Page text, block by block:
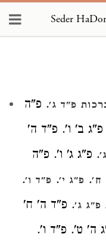
פ"ד ג'. פ"ה
ב' ו'. פ"ד ה'
. פ"ג ג' ו'. פ"ה
ח'. פ"ג י'. פ"ד ו'.
פ"ג ג'. פ"ד ה' ח'
ה' ט'. פ"ד ו'.